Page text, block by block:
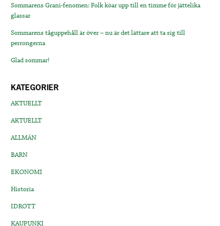
Sommarens Grani-fenomen: Folk köar upp till en timme för jättelika
glassar
Sommarens tåguppehåll är över – nu är det lättare att ta sig till
perrongerna
Glad sommar!
KATEGORIER
AKTUELLT
AKTUELLT
ALLMÄN
BARN
EKONOMI
Historia
IDROTT
KAUPUNKI